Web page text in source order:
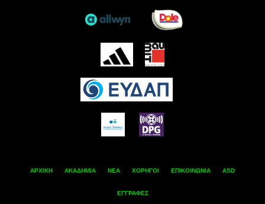
ΑΡΧΙΚΗ ΑΚΑΔΗΜΙΑ ΝΕΑ ΧΟΡΗΓΟΙ ΕΠΙΚΟΙΝΩΝΙΑ ASD
ΕΓΓΡΑΦΕΣ